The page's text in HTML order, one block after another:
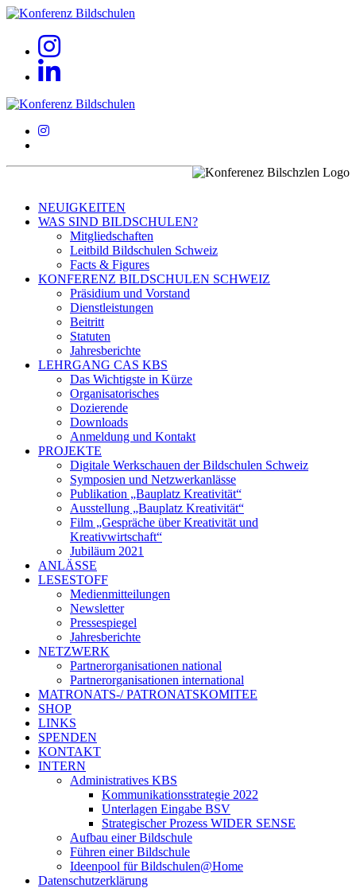
NEUIGKEITEN
WAS SIND BILDSCHULEN?
Mitgliedschaften
Leitbild Bildschulen Schweiz
Facts & Figures
KONFERENZ BILDSCHULEN SCHWEIZ
Präsidium und Vorstand
Dienstleistungen
Beitritt
Statuten
Jahresberichte
LEHRGANG CAS KBS
Das Wichtigste in Kürze
Organisatorisches
Dozierende
Downloads
Anmeldung und Kontakt
PROJEKTE
Digitale Werkschauen der Bildschulen Schweiz
Symposien und Netzwerkanlässe
Publikation „Bauplatz Kreativität“
Ausstellung „Bauplatz Kreativität“
Film „Gespräche über Kreativität und
Kreativwirtschaft“
Jubiläum 2021
ANLÄSSE
LESESTOFF
Medienmitteilungen
Newsletter
Pressespiegel
Jahresberichte
NETZWERK
Partnerorganisationen national
Partnerorganisationen international
MATRONATS-/ PATRONATSKOMITEE
SHOP
LINKS
SPENDEN
KONTAKT
INTERN
Administratives KBS
Kommunikationsstrategie 2022
Unterlagen Eingabe BSV
Strategischer Prozess WIDER SENSE
Aufbau einer Bildschule
Führen einer Bildschule
Ideenpool für Bildschulen@Home
Datenschutzerklärung